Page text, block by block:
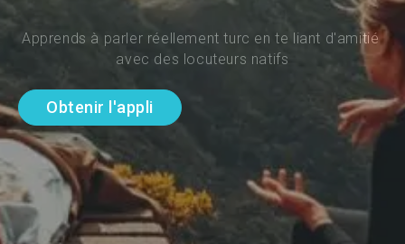
Apprends à parler réellement turc en te liant d'amitié
avec des locuteurs natifs
Obtenir l'appli